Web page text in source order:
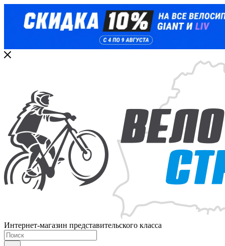
Интернет-магазин представительского класса